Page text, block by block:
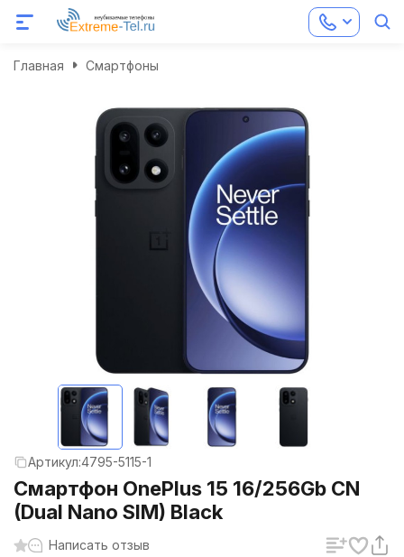
Главная Смартфоны
Артикул:4795-5115-1
Смартфон OnePlus 15 16/256Gb CN
(Dual Nano SIM) Black
Написать отзыв